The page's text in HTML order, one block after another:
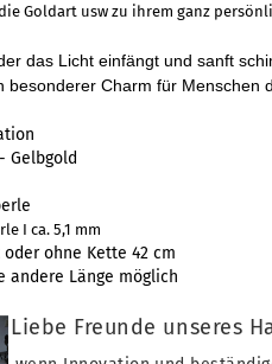
Goldart usw zu ihrem ganz
das Licht einfängt und sanft
besonderer Charm für Menschen
Gelbgold
I ca. 5,1 mm
ohne Kette 42 cm
Länge möglich
Liebe Freunde unseres